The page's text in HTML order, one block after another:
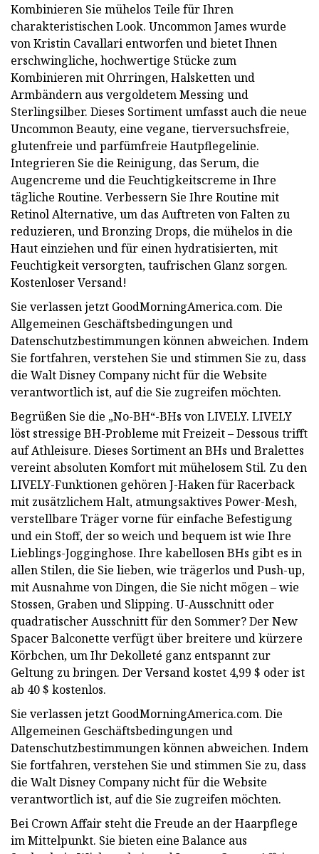
Kombinieren Sie mühelos Teile für Ihren
charakteristischen Look. Uncommon James wurde
von Kristin Cavallari entworfen und bietet Ihnen
erschwingliche, hochwertige Stücke zum
Kombinieren mit Ohrringen, Halsketten und
Armbändern aus vergoldetem Messing und
Sterlingsilber. Dieses Sortiment umfasst auch die neue
Uncommon Beauty, eine vegane, tierversuchsfreie,
glutenfreie und parfümfreie Hautpflegelinie.
Integrieren Sie die Reinigung, das Serum, die
Augencreme und die Feuchtigkeitscreme in Ihre
tägliche Routine. Verbessern Sie Ihre Routine mit
Retinol Alternative, um das Auftreten von Falten zu
reduzieren, und Bronzing Drops, die mühelos in die
Haut einziehen und für einen hydratisierten, mit
Feuchtigkeit versorgten, taufrischen Glanz sorgen.
Kostenloser Versand!
Sie verlassen jetzt GoodMorningAmerica.com. Die
Allgemeinen Geschäftsbedingungen und
Datenschutzbestimmungen können abweichen. Indem
Sie fortfahren, verstehen Sie und stimmen Sie zu, dass
die Walt Disney Company nicht für die Website
verantwortlich ist, auf die Sie zugreifen möchten.
Begrüßen Sie die „No-BH“-BHs von LIVELY. LIVELY
löst stressige BH-Probleme mit Freizeit – Dessous trifft
auf Athleisure. Dieses Sortiment an BHs und Bralettes
vereint absoluten Komfort mit mühelosem Stil. Zu den
LIVELY-Funktionen gehören J-Haken für Racerback
mit zusätzlichem Halt, atmungsaktives Power-Mesh,
verstellbare Träger vorne für einfache Befestigung
und ein Stoff, der so weich und bequem ist wie Ihre
Lieblings-Jogginghose. Ihre kabellosen BHs gibt es in
allen Stilen, die Sie lieben, wie trägerlos und Push-up,
mit Ausnahme von Dingen, die Sie nicht mögen – wie
Stossen, Graben und Slipping. U-Ausschnitt oder
quadratischer Ausschnitt für den Sommer? Der New
Spacer Balconette verfügt über breitere und kürzere
Körbchen, um Ihr Dekolleté ganz entspannt zur
Geltung zu bringen. Der Versand kostet 4,99 $ oder ist
ab 40 $ kostenlos.
Sie verlassen jetzt GoodMorningAmerica.com. Die
Allgemeinen Geschäftsbedingungen und
Datenschutzbestimmungen können abweichen. Indem
Sie fortfahren, verstehen Sie und stimmen Sie zu, dass
die Walt Disney Company nicht für die Website
verantwortlich ist, auf die Sie zugreifen möchten.
Bei Crown Affair steht die Freude an der Haarpflege
im Mittelpunkt. Sie bieten eine Balance aus